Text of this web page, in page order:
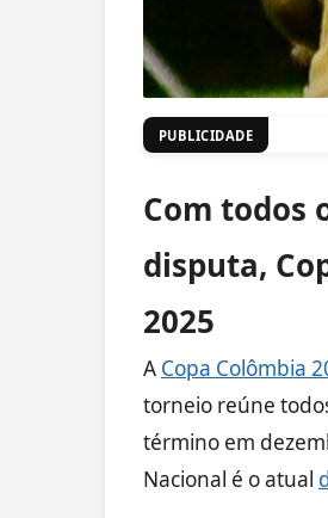
PUBLICIDADE
Com todos
disputa,
2025
A Copa Colômbia
torneio reúne
término em
Nacional é o atual